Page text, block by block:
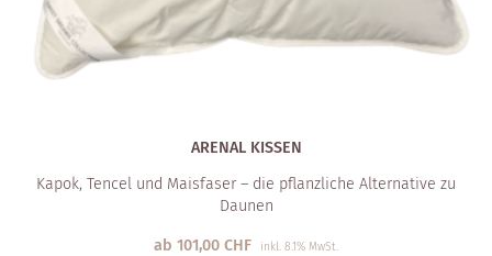
ARENAL KISSEN
Kapok, Tencel und Maisfaser – die pflanzliche Alternative zu
Daunen
ab 101,00 CHF inkl. 8.1% MwSt.